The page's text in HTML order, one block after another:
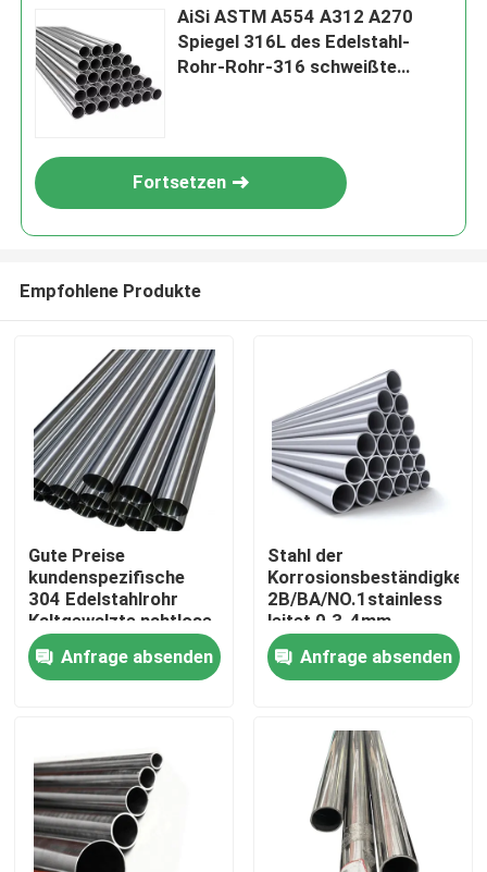
Zu Hause
Über uns
Werksbesichtigung
AiSi ASTM A554 A312 A270
Spiegel 316L des Edelstahl-
Rohr-Rohr-316 schweißte
Fortsetzen
Empfohlene Produkte
Gute Preise
kundenspezifische
304 Edelstahlrohr
Kaltgewalzte nahtlose
glänzende gegossene
Rohre für Fittings
Anfrage absenden
Stahl der
Korrosionsbeständigkeit
2B/BA/NO.1stainless
leitet 0.3-4mm
Kundenbezogenheit
Anfrage absenden